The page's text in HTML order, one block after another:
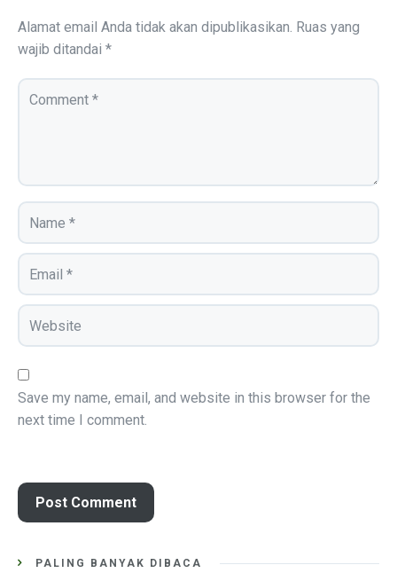
Alamat email Anda tidak akan dipublikasikan. Ruas yang
wajib ditandai *
Save my name, email, and website in this browser for the
next time I comment.
PALING BANYAK DIBACA